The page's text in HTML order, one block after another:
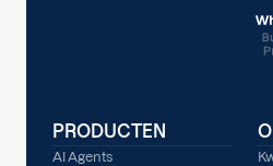
PRODUCTEN
AI Agents